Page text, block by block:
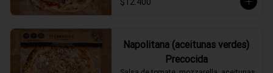
Napolitana (aceitunas verdes)
Precocida